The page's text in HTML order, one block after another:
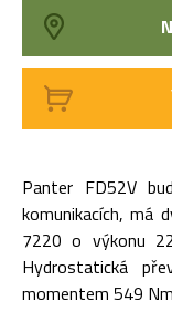
Panter FD52V
komunikacích, má
7220 o výkonu
Hydrostatická
momentem 549